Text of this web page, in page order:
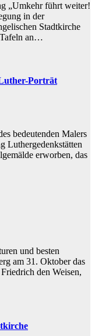
„Umkehr führt weiter!
in der
Stadtkirche
Tafeln an…
Porträt
bedeutenden Malers
Luthergedenkstätten
erworben, das
und besten
am 31. Oktober das
den Weisen,